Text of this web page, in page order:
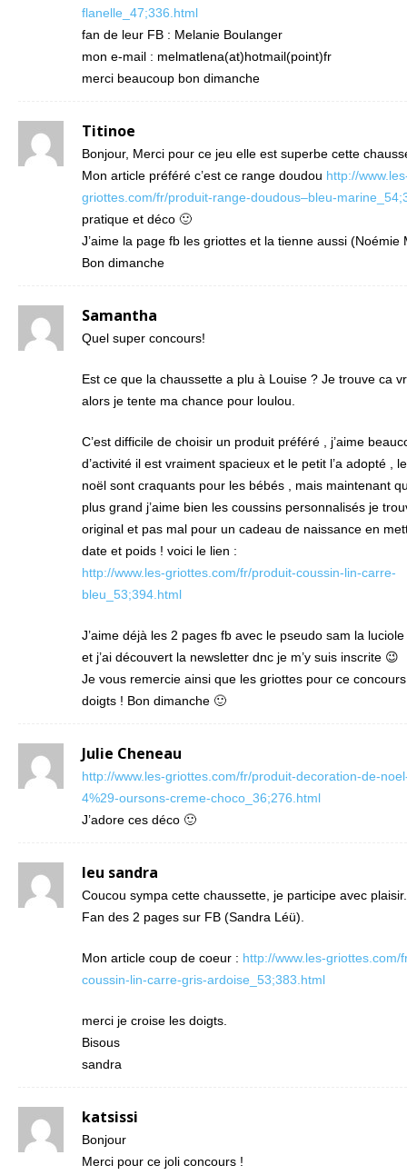
flanelle_47;336.html
fan de leur FB : Melanie Boulanger
mon e-mail : melmatlena(at)hotmail(point)fr
merci beaucoup bon dimanche
Titinoe
Bonjour, Merci pour ce jeu elle est superbe cette
Mon article préféré c’est ce range doudou http://
griottes.com/fr/produit-range-doudous–bleu-
pratique et déco 🙂
J’aime la page fb les griottes et la tienne aussi (Noémie
Bon dimanche
Samantha
Quel super concours!
Est ce que la chaussette a plu à Louise ? Je trouve ca
alors je tente ma chance pour loulou.
C’est difficile de choisir un produit préféré , j’aime
d’activité il est vraiment spacieux et le petit l’a adopté ,
noël sont craquants pour les bébés , mais maintenant
plus grand j’aime bien les coussins personnalisés je
original et pas mal pour un cadeau de naissance en
date et poids ! voici le lien :
http://www.les-griottes.com/fr/produit-coussin-lin-carre-
bleu_53;394.html
J’aime déjà les 2 pages fb avec le pseudo sam la luciole
et j’ai découvert la newsletter dnc je m’y suis inscrite 😉
Je vous remercie ainsi que les griottes pour ce
doigts ! Bon dimanche 🙂
Julie Cheneau
http://www.les-griottes.com/fr/produit-decoration-de-
4%29-oursons-creme-choco_36;276.html
J’adore ces déco 🙂
leu sandra
Coucou sympa cette chaussette, je participe avec plaisir.
Fan des 2 pages sur FB (Sandra Léü).
Mon article coup de coeur : http://www.les-griottes.com/
coussin-lin-carre-gris-ardoise_53;383.html
merci je croise les doigts.
Bisous
sandra
katsissi
Bonjour
Merci pour ce joli concours !